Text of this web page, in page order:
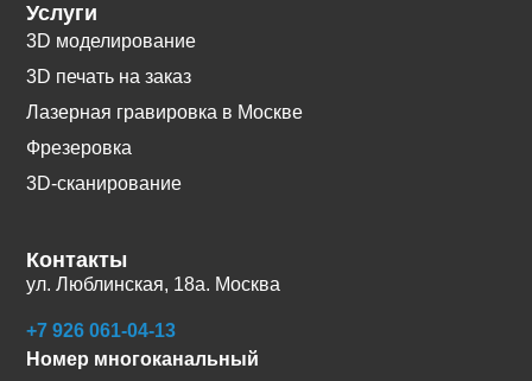
Услуги
3D моделирование
3D печать на заказ
Лазерная гравировка в Москве
Фрезеровка
3D-сканирование
Контакты
ул. Люблинская, 18а. Москва
+7 926 061-04-13
Номер многоканальный